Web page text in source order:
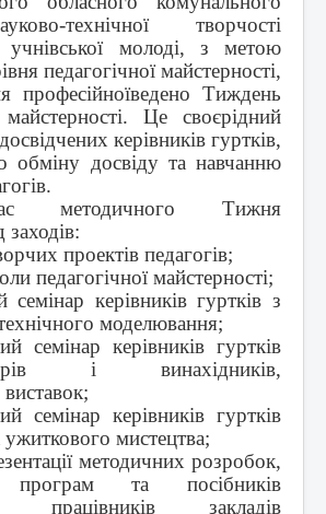
технічної творчості
молоді, з метою
педагогічної майстерності,
професійноїведено Тиждень
майстерності. Це своєрідний
керівників гуртків,
обміну досвіду та навчанню
методичного Тижня
заходів:
проектів педагогів;
педагогічної майстерності;
семінар керівників гуртків з
моделювання;
семінар керівників гуртків
і винахідників,
виставок;
семінар керівників гуртків
ужиткового мистецтва;
методичних розробок,
програм та посібників
працівників закладів